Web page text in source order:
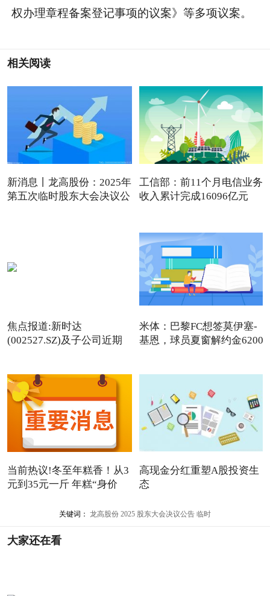
权办理章程备案登记事项的议案》等多项议案。
相关阅读
新消息丨龙高股份：2025年
第五次临时股东大会决议公
工信部：前11个月电信业务
收入累计完成16096亿元
焦点报道:新时达
(002527.SZ)及子公司近期
米体：巴黎FC想签莫伊塞-
基恩，球员夏窗解约金6200
当前热议!冬至年糕香！从3
元到35元一斤 年糕“身价
高现金分红重塑A股投资生
态
关键词： 龙高股份 2025 股东大会决议公告 临时
大家还在看